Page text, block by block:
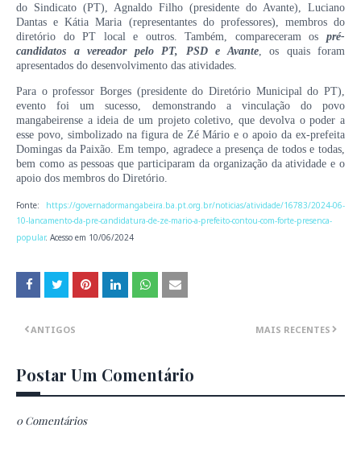
do Sindicato (PT), Agnaldo Filho (presidente do Avante), Luciano
Dantas e Kátia Maria (representantes do professores), membros do
diretório do PT local e outros. Também, compareceram os pré-
candidatos a vereador pelo PT, PSD e Avante, os quais foram
apresentados do desenvolvimento das atividades.
Para o professor Borges (presidente do Diretório Municipal do PT),
evento foi um sucesso, demonstrando a vinculação do povo
mangabeirense a ideia de um projeto coletivo, que devolva o poder a
esse povo, simbolizado na figura de Zé Mário e o apoio da ex-prefeita
Domingas da Paixão. Em tempo, agradece a presença de todos e todas,
bem como as pessoas que participaram da organização da atividade e o
apoio dos membros do Diretório.
Fonte: https://governadormangabeira.ba.pt.org.br/noticias/atividade/16783/2024-06-
10-lancamento-da-pre-candidatura-de-ze-mario-a-prefeito-contou-com-forte-presenca-
popular. Acesso em 10/06/2024
MAIS RECENTES
ANTIGOS
Postar Um Comentário
0 Comentários